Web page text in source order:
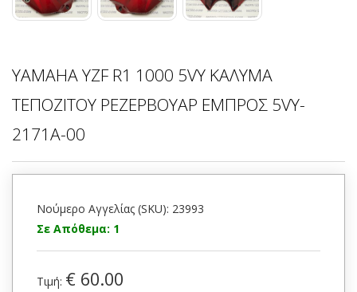
YAMAHA YZF R1 1000 5VY ΚΑΛΥΜΑ
ΤΕΠΟΖΙΤΟΥ ΡΕΖΕΡΒΟΥΑΡ ΕΜΠΡΟΣ 5VY-
2171A-00
Νούμερο Αγγελίας (SKU): 23993
Σε Απόθεμα: 1
Τιμή: € 60.00